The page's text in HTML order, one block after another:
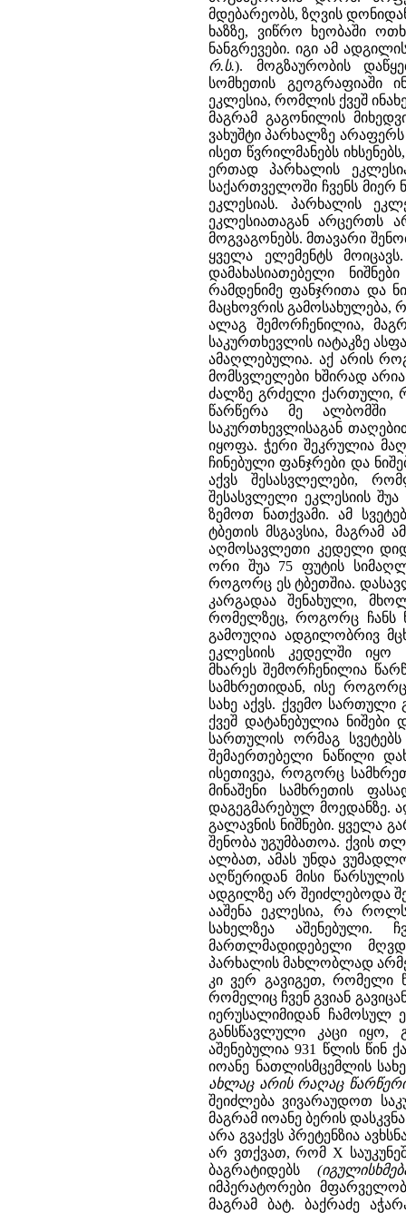
მდებარეობს, ზღვის
ხაზზე, ვიწრო ხეობაში
ნანგრევები. იგი ამ
რ.ს.). მოგზაურობის
სომხეთის გეოგრაფიაში
ეკლესია, რომლის ქვეშ
მაგრამ გაგონილის
ვახუშტი პარხალზე
ისეთ წვრილმანებს
ერთად პარხალის
საქართველოში ჩვენს მიერ
ეკლესიას. პარხალის
ეკლესიათაგან არცერთს
მოგვაგონებს. მთავარი
ყველა ელემენტს
დამახასიათებელი
რამდენიმე ფანჯრითა და
მაცხოვრის გამოსახულება,
ალაგ შემორჩენილია,
საკურთხევლის იატაკზე
ამაღლებულია. აქ არის
მომსვლელები ხშირად
ძალზე გრძელი ქართული,
წარწერა მე ალბომში
საკურთხევლისაგან
იყოფა. ჭერი შეკრულია
ჩინებული ფანჯრები და
აქვს შესასვლელები,
შესასვლელი ეკლესიის
ზემოთ ნათქვამი. ამ
ტბეთის მსგავსია, მაგრამ
აღმოსავლეთი კედელი
ორი შუა 75 ფუტის
როგორც ეს ტბეთშია.
კარგადაა შენახული,
რომელზეც, როგორც ჩანს
გამოუღია ადგილობრივ
ეკლესიის კედელში იყო
მხარეს შემორჩენილია
სამხრეთიდან, ისე
სახე აქვს. ქვემო
ქვეშ დატანებულია
სართულის ორმაგ
შემაერთებელი ნაწილი
ისეთივეა, როგორც
მინაშენი სამხრეთის
დაგეგმარებულ მოედანზე.
გალავნის ნიშნები.
შენობა უგუმბათოა. ქვის
ალბათ, ამას უნდა
აღწერიდან მისი
ადგილზე არ შეიძლებოდა
ააშენა ეკლესია, რა
სახელზეა აშენებული.
მართლმადიდებელი
პარხალის მახლობლად
კი ვერ გავიგეთ, რომელი
რომელიც ჩვენ გვიან
იერუსალიმიდან
განსწავლული კაცი იყო,
აშენებულია 931 წლის წინ
იოანე ნათლისმცემლის
ახლაც არის რაღაც
შეიძლება ვივარაუდოთ
მაგრამ იოანე ბერის
არა გვაქვს პრეტენზია
არ ვთქვათ, რომ Х
ბაგრატიდებს
იმპერატორები
მაგრამ ბატ. ბაქრაძე